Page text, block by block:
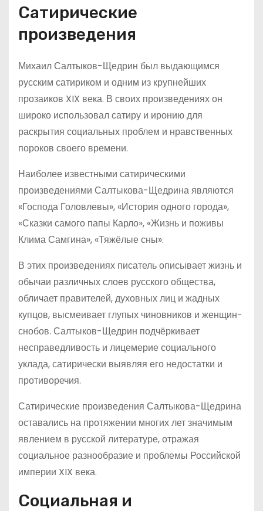
Сатирические
произведения
Михаил Салтыков-Щедрин был выдающимся
русским сатириком и одним из крупнейших
прозаиков XIX века. В своих произведениях он
широко использовал сатиру и иронию для
раскрытия социальных проблем и нравственных
пороков своего времени.
Наиболее известными сатирическими
произведениями Салтыкова-Щедрина являются
«Господа Головлевы», «История одного города»,
«Сказки самого папы Карло», «Жизнь и поживы
Клима Самгина», «Тяжёлые сны».
В этих произведениях писатель описывает жизнь и
обычаи различных слоев русского общества,
обличает правителей, духовных лиц и жадных
купцов, высмеивает глупых чиновников и женщин-
снобов. Салтыков-Щедрин подчёркивает
несправедливость и лицемерие социального
уклада, сатирически выявляя его недостатки и
противоречия.
Сатирические произведения Салтыкова-Щедрина
оставались на протяжении многих лет значимым
явлением в русской литературе, отражая
социальное разнообразие и проблемы Российской
империи XIX века.
Социальная и